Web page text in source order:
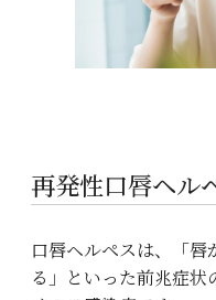
再発性口唇ヘル
口唇ヘルペスは、「唇
る」といった前兆症状